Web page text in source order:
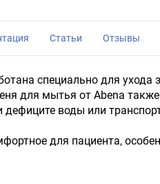
Статьи Отзывы
специально для
для мытья от Abena
дефиците воды или
для пациента,